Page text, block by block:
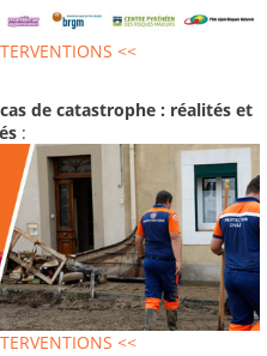
<<
de catastrophe : réalités et
:
<<